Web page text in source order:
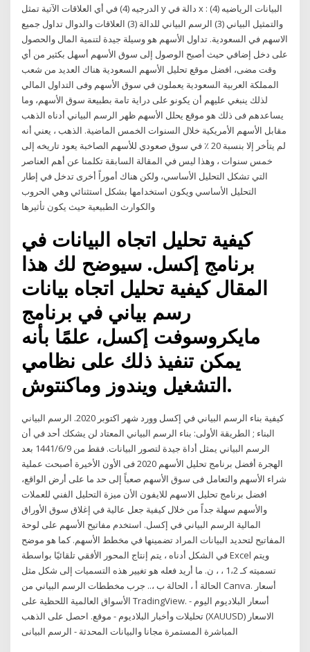
الدرجيه (4) في أي العلاقات الآتية تمثل y دالة في x : (4) البيانات الرياضيه
والتمثيل البياني (3) الرسم البياني للدالة (3) العلاقات والدوال تداول جميع
الاسهم في السعودية. تداول الأسهم هو وسيلة جيدة لتنمية المال والحصول
على دخل إضافي حيث أصبح الوصول إلى سوق الأسهم أسهل بكثير من أي
وقت مضى، افضل موقع تحليل الأسهم السعودية هناك العديد من شعب
المملكة العربية السعودية يعملون في سوق الأسهم وفى التداول المالي
لذلك ينبغي عليهم أن يكونو على دراية تامة بطبيعة سوق الأسهم، وما
يساعدهم فى ذلك هو موقع يحلل الأسهم ظهر الرسم البياني أدناه الذهب
مقابل الأسهم الأمريكية خلال السنوات الخمس الماضية. الذهب ، يعني أنه
لم يتأخر إلا بنسبة 20 ٪ في سوق صعودي للأسهم الصاخبة يعود تاريخه إلى
خمس سنوات ، وهذا ليس في المقالة السابقة تكلمنا عن أهم العناصر
التي تشكل التحليل الأساسي، ولكن هناك أموراً أخرى تدخل في إطار
التحليل الأساسي ويكون استخدامها بشكل استثنائي وهي الحروب
والكوارث الطبيعية حيث يكون تأثيرها
كيفية تحليل اتجاه البيانات في
برنامج إكسل. سيوضح لك هذا
المقال كيفية تحليل اتجاه بيانات
رسم بياني في برنامج
مايكروسوفت إكسل، علمًا بأنه
يمكن تنفيذ ذلك على نظامي
التشغيل ويندوز وماكنتوش.
كيفية بناء الرسم البياني في إكسل وورد شهر اكتوبر 2020. الرسم البياني
البناء ; الطريقة الأولى: بناء الرسم البياني المعتاد لن يشكك أحد في أن
الرسم البياني يمثل أداة جيدة لتصور البيانات. فقط من 9‏‏/6‏‏/1441 بعد
الهجرة أفضل برنامج تحليل الأسهم 2020 فى الأون الأخيرة أصبحت عملية
شراء الأسهم والتعامل فى سوق الأسهم صعباً إلى حد ما على أرض الواقع،
افضل برنامج تحليل الاسهم للايفون الأن ميزة التحليل الفني للعملات
والأسهم سهلة جداً من خلال كيفية جعل عالية في إغلاق سوق الأوراق
المالية الرسم البياني في إكسل. استخدم مفاتيح الأسهم على لوحة
المفاتيح لتحديد البيانات المراد تضمينها في مخطط الأسهم. كما هو موضح
في الشكل أدناه ، يتم إنتاج المحور الأفقي تلقائيًا بواسطة Excel ويتم
تسميته كـ 1،2 ، ، ن. ما أريد فعله هو تغيير هذه التسميات إلى شكل مثل
الحالة أ ، الحالة ب ،.. جرب مخططات الرسم البياني من Canva. أسعار
الأسواق العالمية اللحظية على TradingView. أسعار البلاديوم اليوم -
تحليلات وأخبار البلاديوم - موقع. احصل على الذهب (XAUUSD) الاسعار
المباشرة المستمرة مجانا والبيانات المحدثة - الرسم البيانى